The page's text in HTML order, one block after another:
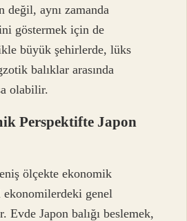
değil, aynı zamanda
göstermek için de
büyük şehirlerde, lüks
balıklar arasında
olabilir.
Perspektifte Japon
ölçekte ekonomik
genel
Evde Japon balığı beslemek,